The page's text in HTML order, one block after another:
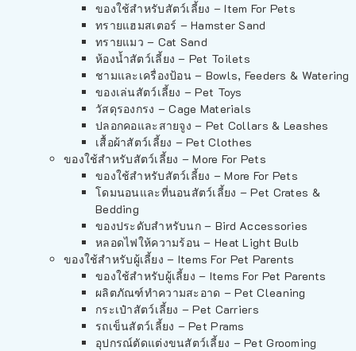
ของใช้สำหรับสัตว์เลี้ยง – Item For Pets
ทรายแฮมสเตอร์ – Hamster Sand
ทรายแมว – Cat Sand
ห้องน้ำสัตว์เลี้ยง – Pet Toilets
ชามและเครื่องป้อน – Bowls, Feeders & Watering
ของเล่นสัตว์เลี้ยง – Pet Toys
วัสดุรองกรง – Cage Materials
ปลอกคอและสายจูง – Pet Collars & Leashes
เสื้อผ้าสัตว์เลี้ยง – Pet Clothes
ของใช้สำหรับสัตว์เลี้ยง – More For Pets
ของใช้สำหรับสัตว์เลี้ยง – More For Pets
โดมนอนและที่นอนสัตว์เลี้ยง – Pet Crates &
Bedding
ของประดับสำหรับนก – Bird Accessories
หลอดไฟให้ความร้อน – Heat Light Bulb
ของใช้สำหรับผู้เลี้ยง – Items For Pet Parents
ของใช้สำหรับผู้เลี้ยง – Items For Pet Parents
ผลิตภัณฑ์ทำความสะอาด – Pet Cleaning
กระเป๋าสัตว์เลี้ยง – Pet Carriers
รถเข็นสัตว์เลี้ยง – Pet Prams
อุปกรณ์ตัดแต่งขนสัตว์เลี้ยง – Pet Grooming